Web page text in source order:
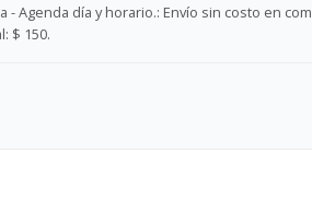
- Agenda día y horario.: Envío sin costo en
$ 150.